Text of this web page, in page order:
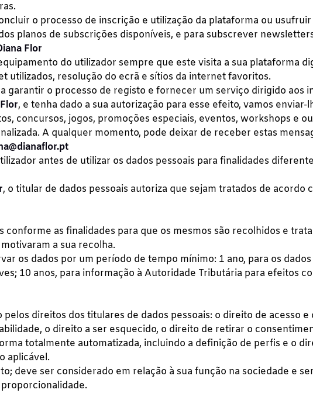
o processo de inscrição e utilização da plataforma ou
planos de subscrições disponíveis, e para subscrever
Flor
do utilizador sempre que este visita a sua plataforma
utilizados, resolução do ecrã e sítios da internet favoritos.
garantir o processo de registo e fornecer um serviço dirigido aos
, e tenha dado a sua autorização para esse efeito, vamos
concursos, jogos, promoções especiais, eventos, workshops e
A qualquer momento, pode deixar de receber estas
antes de utilizar os dados pessoais para finalidades
, o titular de dados pessoais autoriza que sejam tratados de acordo
conforme as finalidades para que os mesmos são recolhidos e
a sua recolha.
os dados por um período de tempo mínimo: 1 ano, para os
10 anos, para informação à Autoridade Tributária para efeitos
direitos dos titulares de dados pessoais: o direito de acesso
o direito a ser esquecido, o direito de retirar o
totalmente automatizada, incluindo a definição de perfis e o
aplicável.
deve ser considerado em relação à sua função na sociedade e